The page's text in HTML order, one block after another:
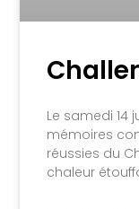
Le samedi 14
mémoires
réussies du
chaleur